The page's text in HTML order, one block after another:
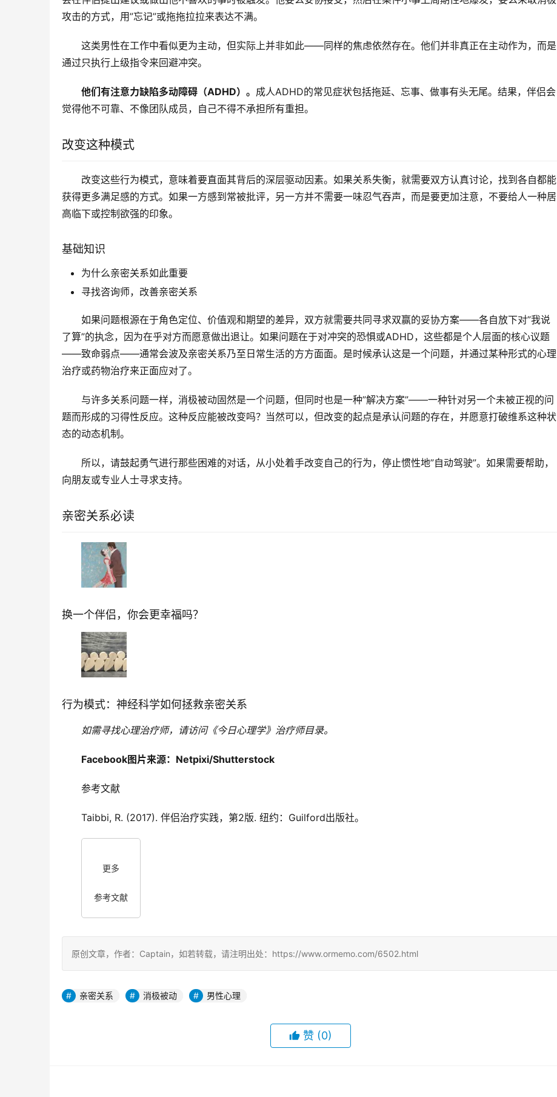
攻击的方式，用”忘记”或拖拖拉拉来表达不满。
这类男性在工作中看似更为主动，但实际上并非如此——同样的焦虑依然存在。他们并非真正在主动作为，而是
通过只执行上级指令来回避冲突。
他们有注意力缺陷多动障碍（ADHD）。 成人ADHD的常见症状包括拖延、忘事、做事有头无尾。结果，伴侣会
觉得他不可靠、不像团队成员，自己不得不承担所有重担。
改变这种模式
改变这些行为模式，意味着要直面其背后的深层驱动因素。如果关系失衡，就需要双方认真讨论，找到各自都能
获得更多满足感的方式。如果一方感到常被批评，另一方并不需要一味忍气吞声，而是要更加注意，不要给人一种居
高临下或控制欲强的印象。
基础知识
为什么亲密关系如此重要
寻找咨询师，改善亲密关系
如果问题根源在于角色定位、价值观和期望的差异，双方就需要共同寻求双赢的妥协方案——各自放下对”我说
了算”的执念，因为在乎对方而愿意做出退让。如果问题在于对冲突的恐惧或ADHD，这些都是个人层面的核心议题
——致命弱点——通常会波及亲密关系乃至日常生活的方方面面。是时候承认这是一个问题，并通过某种形式的心理
治疗或药物治疗来正面应对了。
与许多关系问题一样，消极被动固然是一个问题，但同时也是一种”解决方案”——一种针对另一个未被正视的问
题而形成的习得性反应。这种反应能被改变吗？当然可以，但改变的起点是承认问题的存在，并愿意打破维系这种状
态的动态机制。
所以，请鼓起勇气进行那些困难的对话，从小处着手改变自己的行为，停止惯性地”自动驾驶”。如果需要帮助，
向朋友或专业人士寻求支持。
亲密关系必读
换一个伴侣，你会更幸福吗？
行为模式：神经科学如何拯救亲密关系
如需寻找心理治疗师，请访问《今日心理学》治疗师目录。
Facebook图片来源： Netpixi/Shutterstock
参考文献
Taibbi, R. (2017). 伴侣治疗实践，第2版. 纽约：Guilford出版社。
更多
参考文献
原创文章，作者：Captain，如若转载，请注明出处：https://www.ormemo.com/6502.html
亲密关系 消极被动 男性心理
赞 (0)